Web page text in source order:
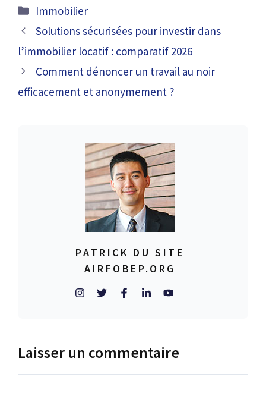
Catégories
Immobilier
Solutions sécurisées pour investir dans
l’immobilier locatif : comparatif 2026
Comment dénoncer un travail au noir
efficacement et anonymement ?
PATRICK DU SITE
AIRFOBEP.ORG
Laisser un commentaire